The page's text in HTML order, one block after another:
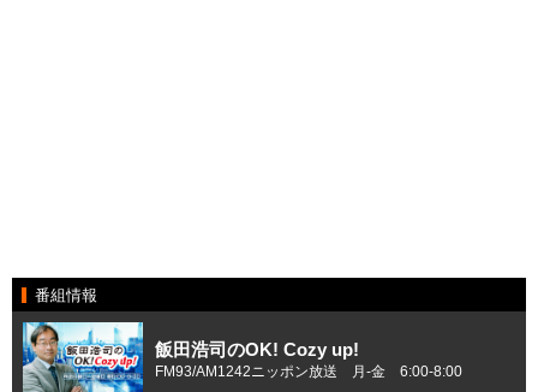
番組情報
飯田浩司のOK! Cozy up!
FM93/AM1242ニッポン放送 月-金 6:00-8:00